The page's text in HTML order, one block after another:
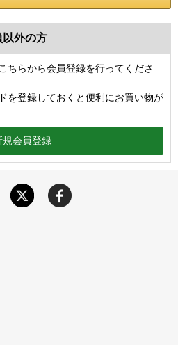
以外の方
ちらから会員登録を行ってくださ
を登録しておくと便利にお買い物が